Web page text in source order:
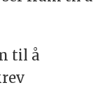
til å